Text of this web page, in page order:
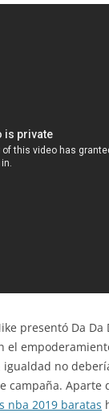
presentó Da Da
el
igualdad no
campaña. Aparte
nba 2019 baratas